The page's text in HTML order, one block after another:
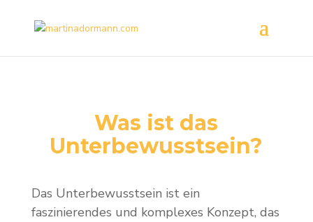
Was ist das
Unterbewusstsein?
Das Unterbewusstsein ist ein
faszinierendes und komplexes Konzept, das